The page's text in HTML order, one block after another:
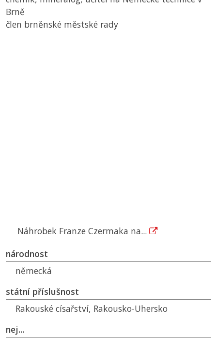
Brně
člen brněnské městské rady
Náhrobek Franze Czermaka na...
národnost
německá
státní příslušnost
Rakouské císařství, Rakousko-Uhersko
nej...